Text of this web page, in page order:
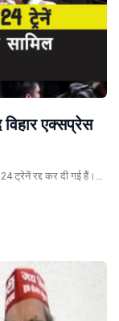
एक्सप्रेस
रद्द कर दी गई हैं।…